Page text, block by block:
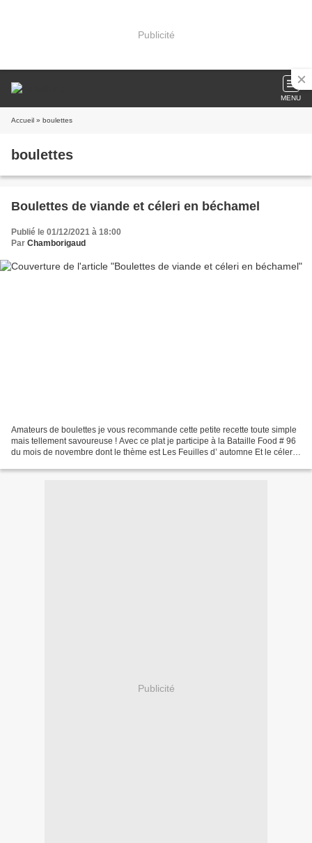
Publicité
MENU
Accueil » boulettes
boulettes
Boulettes de viande et céleri en béchamel
Publié le 01/12/2021 à 18:00
Par Chamborigaud
Amateurs de boulettes je vous recommande cette petite recette toute simple
mais tellement savoureuse ! Avec ce plat je participe à la Bataille Food # 96
du mois de novembre dont le thème est Les Feuilles d’ automne Et le céleri
Publicité